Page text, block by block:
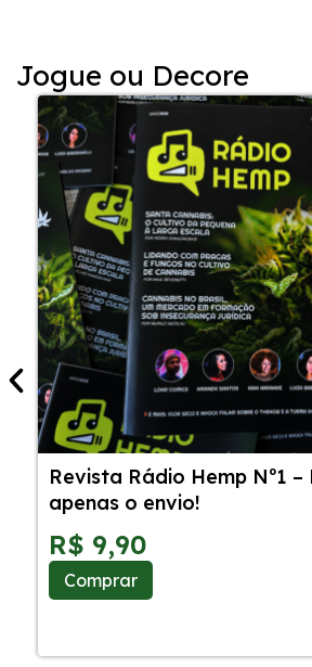
Jogue ou Decore
Revista Rádio Hemp Nº1 –
apenas o envio!
R$ 9,90
Comprar